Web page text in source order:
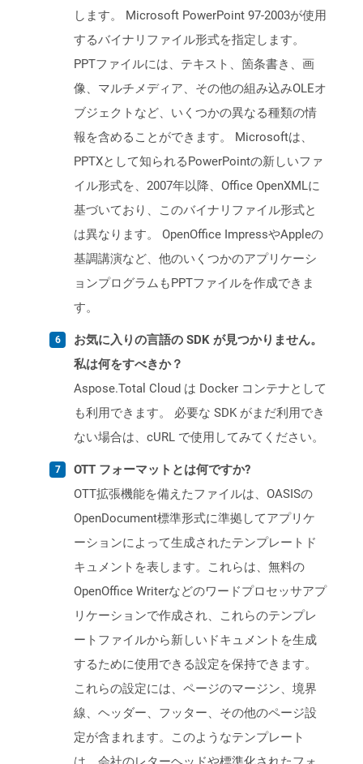
します。 Microsoft PowerPoint 97-2003が使用
するバイナリファイル形式を指定します。
PPTファイルには、テキスト、箇条書き、画
像、マルチメディア、その他の組み込みOLEオ
ブジェクトなど、いくつかの異なる種類の情
報を含めることができます。 Microsoftは、
PPTXとして知られるPowerPointの新しいファ
イル形式を、2007年以降、Office OpenXMLに
基づいており、このバイナリファイル形式と
は異なります。 OpenOffice ImpressやAppleの
基調講演など、他のいくつかのアプリケーシ
ョンプログラムもPPTファイルを作成できま
す。
お気に入りの言語の SDK が見つかりません。
私は何をすべきか？
Aspose.Total Cloud は Docker コンテナとして
も利用できます。 必要な SDK がまだ利用でき
ない場合は、cURL で使用してみてください。
OTT フォーマットとは何ですか?
OTT拡張機能を備えたファイルは、OASISの
OpenDocument標準形式に準拠してアプリケ
ーションによって生成されたテンプレートド
キュメントを表します。これらは、無料の
OpenOffice Writerなどのワードプロセッサアプ
リケーションで作成され、これらのテンプレ
ートファイルから新しいドキュメントを生成
するために使用できる設定を保持できます。
これらの設定には、ページのマージン、境界
線、ヘッダー、フッター、その他のページ設
定が含まれます。このようなテンプレート